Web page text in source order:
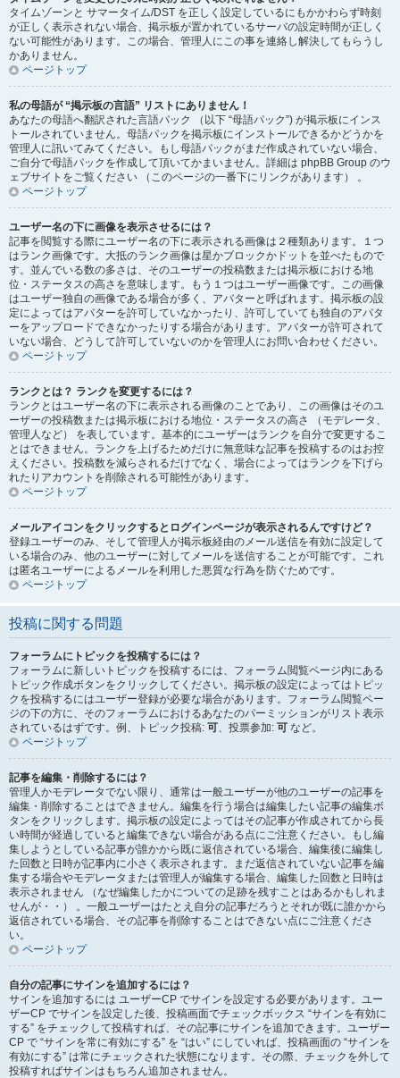
タイムゾーンと サマータイム/DST を正しく設定しているにもかかわらず時刻
が正しく表示されない場合、掲示板が置かれているサーバの設定時間が正しく
ない可能性があります。この場合、管理人にこの事を連絡し解決してもらうし
かありません。
ページトップ
私の母語が “掲示板の言語” リストにありません！
あなたの母語へ翻訳された言語パック （以下 “母語パック”) が掲示板にインス
トールされていません。母語パックを掲示板にインストールできるかどうかを
管理人に訊いてみてください。もし母語パックがまだ作成されていない場合、
ご自分で母語パックを作成して頂いてかまいません。詳細は phpBB Group のウ
ェブサイトをご覧ください （このページの一番下にリンクがあります） 。
ページトップ
ユーザー名の下に画像を表示させるには？
記事を閲覧する際にユーザー名の下に表示される画像は２種類あります。１つ
はランク画像です。大抵のランク画像は星かブロックかドットを並べたもので
す。並んでいる数の多さは、そのユーザーの投稿数または掲示板における地
位・ステータスの高さを意味します。もう１つはユーザー画像です。この画像
はユーザー独自の画像である場合が多く、アバターと呼ばれます。掲示板の設
定によってはアバターを許可していなかったり、許可していても独自のアバタ
ーをアップロードできなかったりする場合があります。アバターが許可されて
いない場合、どうして許可していないのかを管理人にお問い合わせください。
ページトップ
ランクとは？ ランクを変更するには？
ランクとはユーザー名の下に表示される画像のことであり、この画像はそのユ
ーザーの投稿数または掲示板における地位・ステータスの高さ （モデレータ、
管理人など） を表しています。基本的にユーザーはランクを自分で変更するこ
とはできません。ランクを上げるためだけに無意味な記事を投稿するのはお控
えください。投稿数を減らされるだけでなく、場合によってはランクを下げら
れたりアカウントを削除される可能性があります。
ページトップ
メールアイコンをクリックするとログインページが表示されるんですけど？
登録ユーザーのみ、そして管理人が掲示板経由のメール送信を有効に設定して
いる場合のみ、他のユーザーに対してメールを送信することが可能です。これ
は匿名ユーザーによるメールを利用した悪質な行為を防ぐためです。
ページトップ
投稿に関する問題
フォーラムにトピックを投稿するには？
フォーラムに新しいトピックを投稿するには、フォーラム閲覧ページ内にある
トピック作成ボタンをクリックしてください。掲示板の設定によってはトピッ
クを投稿するにはユーザー登録が必要な場合があります。フォーラム閲覧ペー
ジの下の方に、そのフォーラムにおけるあなたのパーミッションがリスト表示
されているはずです。例、トピック投稿: 可、投票参加: 可 など。
ページトップ
記事を編集・削除するには？
管理人かモデレータでない限り、通常は一般ユーザーが他のユーザーの記事を
編集・削除することはできません。編集を行う場合は編集したい記事の編集ボ
タンをクリックします。掲示板の設定によってはその記事が作成されてから長
い時間が経過していると編集できない場合がある点にご注意ください。もし編
集しようとしている記事が誰かから既に返信されている場合、編集後に編集し
た回数と日時が記事内に小さく表示されます。まだ返信されていない記事を編
集する場合やモデレータまたは管理人が編集する場合、編集した回数と日時は
表示されません （なぜ編集したかについての足跡を残すことはあるかもしれま
せんが・・） 。一般ユーザーはたとえ自分の記事だろうとそれが既に誰かから
返信されている場合、その記事を削除することはできない点にご注意くださ
い。
ページトップ
自分の記事にサインを追加するには？
サインを追加するには ユーザーCP でサインを設定する必要があります。ユー
ザーCP でサインを設定した後、投稿画面でチェックボックス “サインを有効に
する” をチェックして投稿すれば、その記事にサインを追加できます。ユーザー
CP で “サインを常に有効にする” を “はい” にしていれば、投稿画面の “サインを
有効にする” は常にチェックされた状態になります。その際、チェックを外して
投稿すればサインはもちろん追加されません。